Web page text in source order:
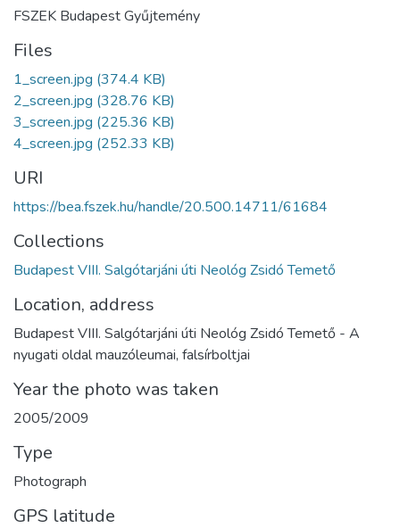
FSZEK Budapest Gyűjtemény
Files
1_screen.jpg (374.4 KB)
2_screen.jpg (328.76 KB)
3_screen.jpg (225.36 KB)
4_screen.jpg (252.33 KB)
URI
https://bea.fszek.hu/handle/20.500.14711/61684
Collections
Budapest VIII. Salgótarjáni úti Neológ Zsidó Temető
Location, address
Budapest VIII. Salgótarjáni úti Neológ Zsidó Temető - A
nyugati oldal mauzóleumai, falsírboltjai
Year the photo was taken
2005/2009
Type
Photograph
GPS latitude